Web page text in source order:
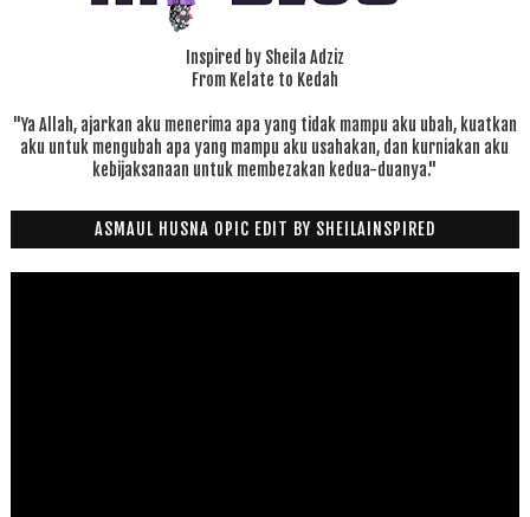
Inspired by Sheila Adziz
From Kelate to Kedah
"Ya Allah, ajarkan aku menerima apa yang tidak mampu aku ubah, kuatkan
aku untuk mengubah apa yang mampu aku usahakan, dan kurniakan aku
kebijaksanaan untuk membezakan kedua-duanya."
ASMAUL HUSNA OPIC EDIT BY SHEILAINSPIRED